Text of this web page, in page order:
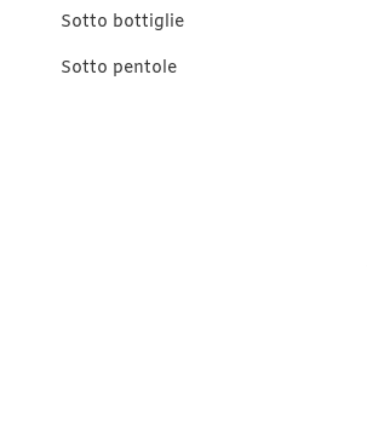
Sotto bottiglie
Sotto pentole